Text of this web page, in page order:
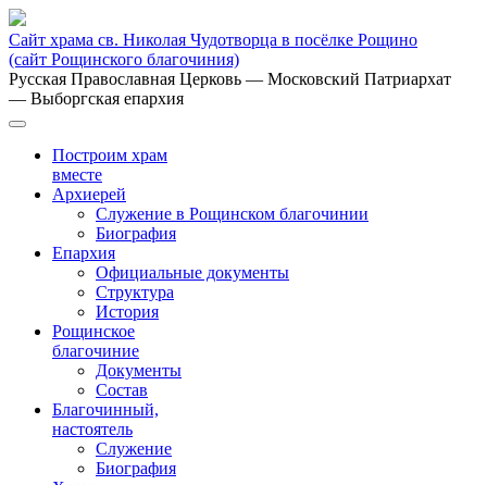
Сайт храма св. Николая Чудотворца в посёлке Рощино
(сайт Рощинского благочиния)
Русская Православная Церковь — Московский Патриархат
— Выборгская епархия
Построим храм
вместе
Архиерей
Служение в Рощинском благочинии
Биография
Епархия
Официальные документы
Структура
История
Рощинское
благочиние
Документы
Состав
Благочинный,
настоятель
Служение
Биография